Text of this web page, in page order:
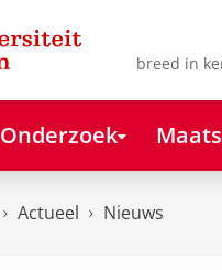
breed in
Onderzoek
Actueel Nieuws